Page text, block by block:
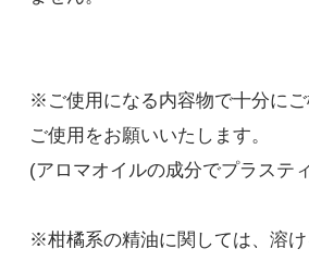
※ご使用になる内容物で十分に
ご使用をお願いいたします。
(アロマオイルの成分でプラステ
※柑橘系の精油に関しては、溶